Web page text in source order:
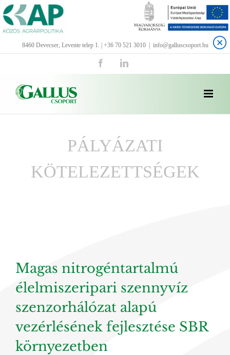
Kihagyás
8460 Devecser, Levente telep 1. | +36 70 521 3010 info@galluscsoport.hu
FacebookLinkedIn
PÁLYÁZATI
KÖTELEZETTSÉGEK
Magas nitrogéntartalmú
élelmiszeripari szennyvíz
szenzorhálózat alapú
vezérlésének fejlesztése SBR
környezetben